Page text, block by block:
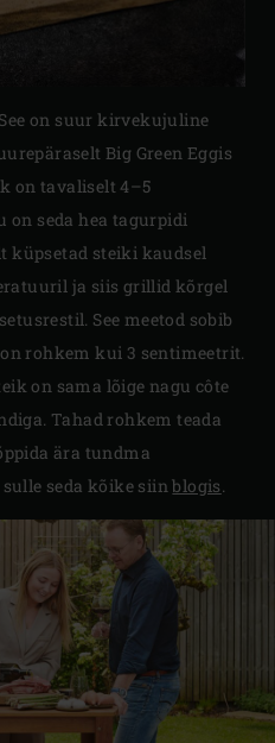
on suur kirvekujuline
Big Green Eggis
on tavaliselt 4–5
on seda hea tagurpidi
küpsetad steiki kaudsel
ja siis grillid kõrgel
See meetod sobib
rohkem kui 3 sentimeetrit.
on sama lõige nagu côte
Tahad rohkem teada
ära tundma
seda kõike siinblogis